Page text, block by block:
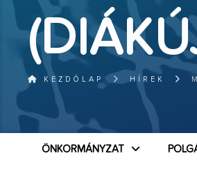
KEZDŐLAP HÍREK
ÖNKORMÁNYZAT